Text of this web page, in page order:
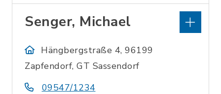
Senger, Michael
Hängbergstraße 4, 96199
Zapfendorf, GT Sassendorf
09547/1234